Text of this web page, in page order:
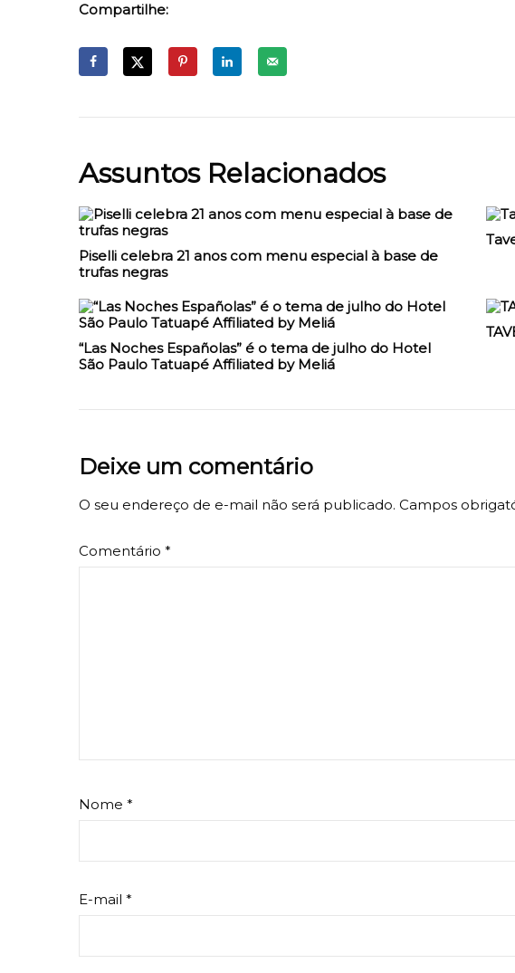
Compartilhe:
Assuntos Relacionados
Piselli celebra 21 anos com menu especial à base de
trufas negras
“Las Noches Españolas” é o tema de julho do Hotel
São Paulo Tatuapé Affiliated by Meliá
Deixe um comentário
O seu endereço de e-mail não será publicado. Campos
Comentário *
Nome *
E-mail *